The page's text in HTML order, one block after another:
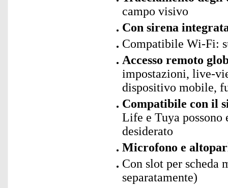
campo visivo
Con sirena
Compatibile Wi-Fi:
Accesso remoto
impostazioni, live-
dispositivo mobile,
Compatibile con il
Life e Tuya possono
desiderato
Microfono e
Con slot per scheda
separatamente)